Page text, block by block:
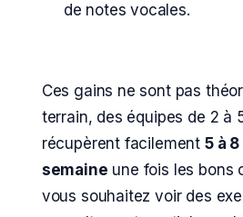
de notes vocales.
Ces gains ne sont pas
terrain, des équipes de 2 à
récupèrent facilement 5 à
semaine une fois les bons
vous souhaitez voir des